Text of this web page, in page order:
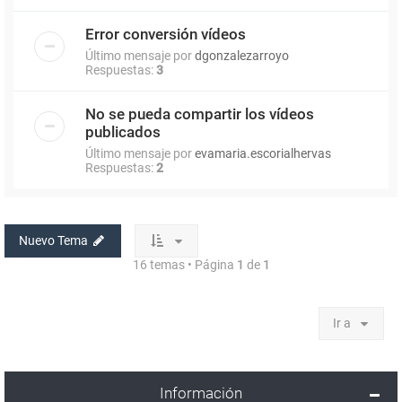
Error conversión vídeos
Último mensaje pordgonzalezarroyo
Respuestas:3
No se pueda compartir los vídeos
publicados
Último mensaje porevamaria.escorialhervas
Respuestas:2
Nuevo Tema
16 temas • Página 1 de 1
Ir a
Información